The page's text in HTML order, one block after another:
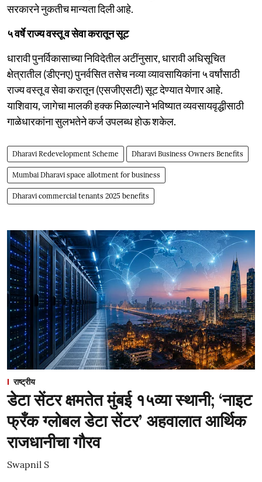
सरकारने नुकतीच मान्यता दिली आहे.
५ वर्षे राज्य वस्तू व सेवा करातून सूट
धारावी पुनर्विकासाच्या निविदेतील अटींनुसार, धारावी अधिसूचित
क्षेत्रातील (डीएनए) पुनर्वसित तसेच नव्या व्यावसायिकांना ५ वर्षांसाठी
राज्य वस्तू व सेवा करातून (एसजीएसटी) सूट देण्यात येणार आहे.
याशिवाय, जागेचा मालकी हक्क मिळाल्याने भविष्यात व्यवसायवृद्धीसाठी
गाळेधारकांना सुलभतेने कर्ज उपलब्ध होऊ शकेल.
Dharavi Redevelopment Scheme Dharavi Business Owners Benefits
Mumbai Dharavi space allotment for business
Dharavi commercial tenants 2025 benefits
राष्ट्रीय
डेटा सेंटर क्षमतेत मुंबई १५व्या स्थानी; ‘नाइट
फ्रँक ग्लोबल डेटा सेंटर’ अहवालात आर्थिक
राजधानीचा गौरव
Swapnil S